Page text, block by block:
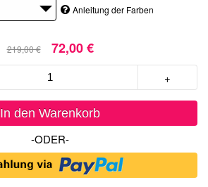
Anleitung der Farben
219,00 € 72,00 €
+
In den Warenkorb
-ODER-